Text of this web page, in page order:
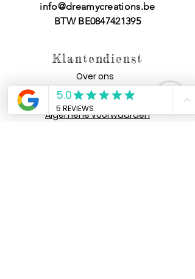
info@dreamycreations.be
BTW BE0847421395
Klantendienst
Over ons
FAQ
Algemene voorwaarden